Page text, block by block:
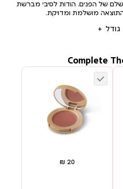
גודל
של הפנים. הודות לסיבי מברשת
התוצאה מושלמת ומדויקת.
Complete